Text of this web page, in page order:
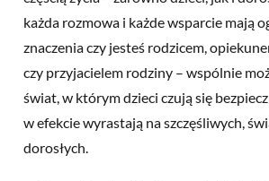
każda rozmowa i każde wsparcie mają
znaczenia czy jesteś rodzicem,
czy przyjacielem rodziny – wspólnie
świat, w którym dzieci czują się
w efekcie wyrastają na szczęśliwych,
dorosłych.